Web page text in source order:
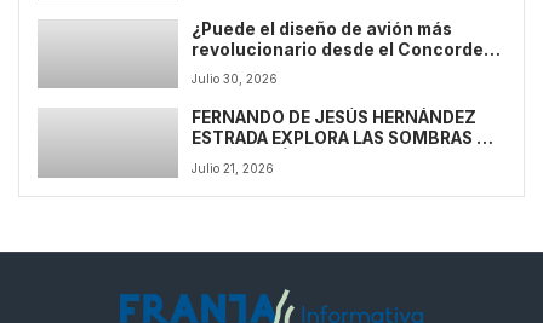
¿Puede el diseño de avión más
revolucionario desde el Concorde
competir con Boeing?
Julio 30, 2026
FERNANDO DE JESÚS HERNÁNDEZ
ESTRADA EXPLORA LAS SOMBRAS DE
LA AMBICIÓN EN SU NOVELA
‘JEZABEL AMPUDIA: CARA BLANCA E
HÍGADO NEGRO’
Julio 21, 2026